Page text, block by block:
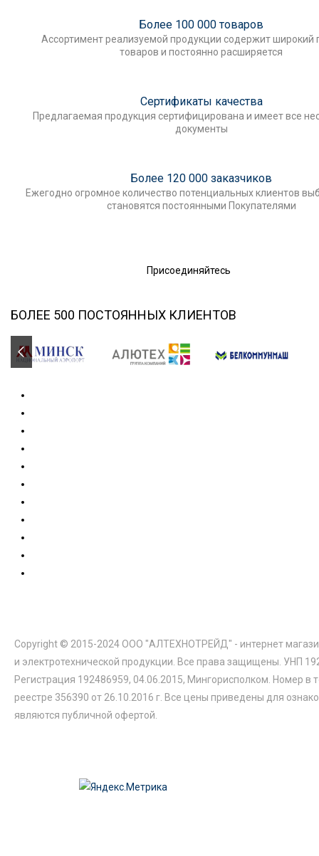
Более 100 000 товаров
Ассортимент реализуемой продукции содержит широкий
товаров и постоянно расширяется
Сертификаты качества
Предлагаемая продукция сертифицирована и имеет все
документы
Более 120 000 заказчиков
Ежегодно огромное количество потенциальных клиентов
становятся постоянными Покупателями
Присоединяйтесь
БОЛЕЕ 500 ПОСТОЯННЫХ КЛИЕНТОВ
Copyright © 2015-2024 ООО "АЛТЕХНОТРЕЙД" - интернет
и электротехнической продукции. Все права защищены. УНП
Регистрация 192486959, 04.06.2015, Мингорисполком. Номер в
реестре 356390 от 26.10.2016 г. Все цены приведены для
являются публичной офертой.